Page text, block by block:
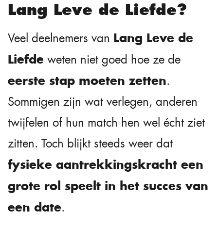
Lang Leve de Liefde?
Veel deelnemers van Lang Leve de
Liefde weten niet goed hoe ze de
eerste stap moeten zetten.
Sommigen zijn wat verlegen, anderen
twijfelen of hun match hen wel écht ziet
zitten. Toch blijkt steeds weer dat
fysieke aantrekkingskracht een
grote rol speelt in het succes van
een date.